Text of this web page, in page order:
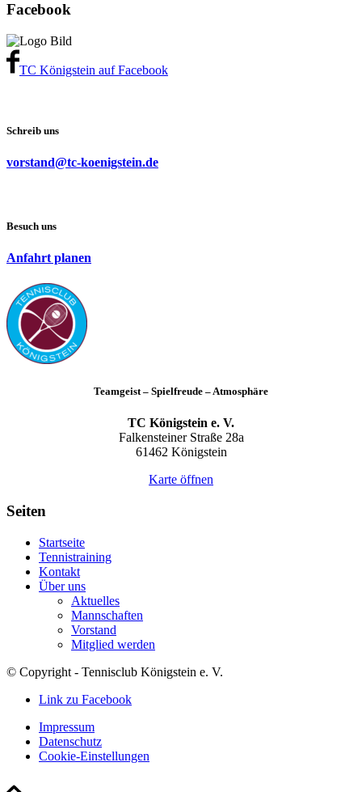
Facebook
TC Königstein auf Facebook
Schreib uns
vorstand@tc-koenigstein.de
Besuch uns
Anfahrt planen
Teamgeist – Spielfreude – Atmosphäre
TC Königstein e. V.
Falkensteiner Straße 28a
61462 Königstein
Karte öffnen
Seiten
Startseite
Tennistraining
Kontakt
Über uns
Aktuelles
Mannschaften
Vorstand
Mitglied werden
© Copyright - Tennisclub Königstein e. V.
Link zu Facebook
Impressum
Datenschutz
Cookie-Einstellungen